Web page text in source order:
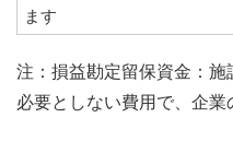
ます
注：損益勘定留保資金：
必要としない費用で、企